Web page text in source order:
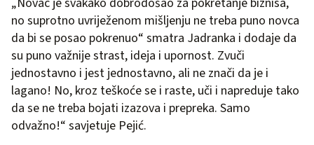
no suprotno uvriježenom mišljenju ne treba puno novca
da bi se posao pokrenuo“ smatra Jadranka i dodaje da
su puno važnije strast, ideja i upornost. Zvuči
jednostavno i jest jednostavno, ali ne znači da je i
lagano! No, kroz teškoće se i raste, uči i napreduje tako
da se ne treba bojati izazova i prepreka. Samo
odvažno!“ savjetuje Pejić.